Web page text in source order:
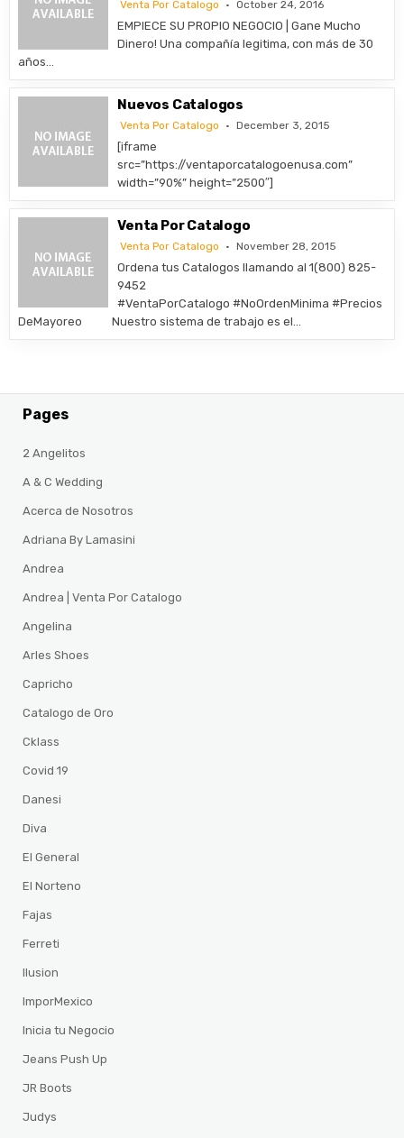
Venta Por Catalogo October 24, 2016
EMPIECE SU PROPIO NEGOCIO | Gane Mucho
Dinero! Una compañía legitima, con más de 30
años…
Nuevos Catalogos
Venta Por Catalogo December 3, 2015
[iframe
src=”https://ventaporcatalogoenusa.com”
width=”90%” height=”2500″]
Venta Por Catalogo
Venta Por Catalogo November 28, 2015
Ordena tus Catalogos llamando al 1(800) 825-
9452
#VentaPorCatalogo #NoOrdenMinima #Precios
DeMayoreo Nuestro sistema de trabajo es el…
Pages
2 Angelitos
A & C Wedding
Acerca de Nosotros
Adriana By Lamasini
Andrea
Andrea | Venta Por Catalogo
Angelina
Arles Shoes
Capricho
Catalogo de Oro
Cklass
Covid 19
Danesi
Diva
El General
El Norteno
Fajas
Ferreti
Ilusion
ImporMexico
Inicia tu Negocio
Jeans Push Up
JR Boots
Judys